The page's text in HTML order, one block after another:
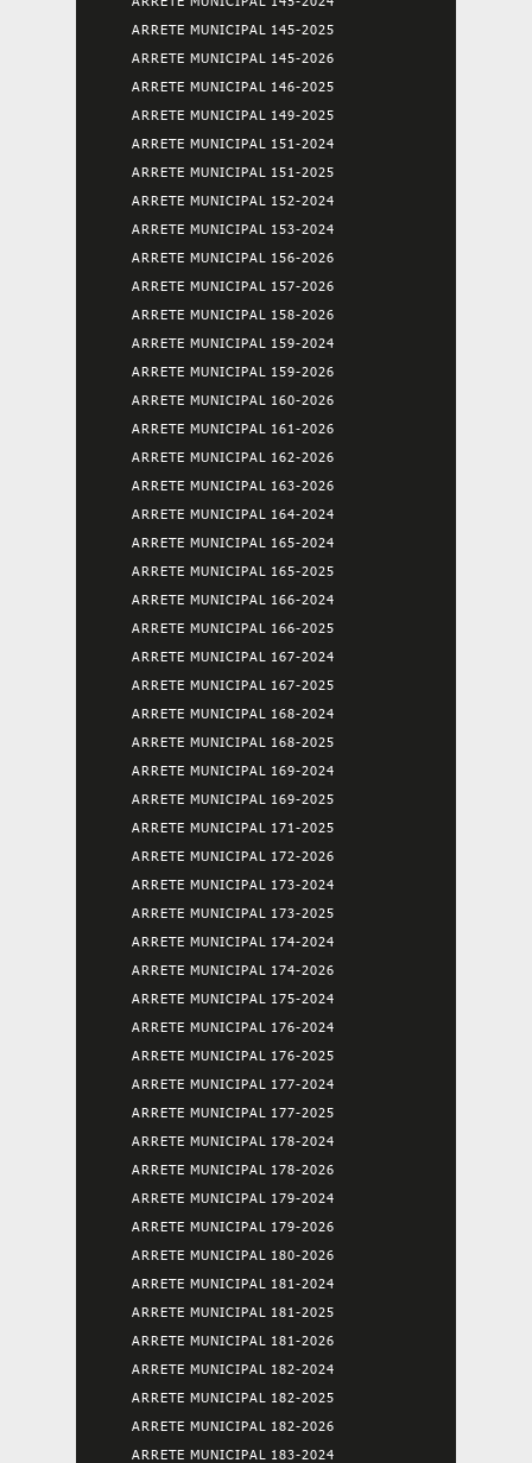
ARRETE MUNICIPAL 145-2025
ARRETE MUNICIPAL 145-2026
ARRETE MUNICIPAL 146-2025
ARRETE MUNICIPAL 149-2025
ARRETE MUNICIPAL 151-2024
ARRETE MUNICIPAL 151-2025
ARRETE MUNICIPAL 152-2024
ARRETE MUNICIPAL 153-2024
ARRETE MUNICIPAL 156-2026
ARRETE MUNICIPAL 157-2026
ARRETE MUNICIPAL 158-2026
ARRETE MUNICIPAL 159-2024
ARRETE MUNICIPAL 159-2026
ARRETE MUNICIPAL 160-2026
ARRETE MUNICIPAL 161-2026
ARRETE MUNICIPAL 162-2026
ARRETE MUNICIPAL 163-2026
ARRETE MUNICIPAL 164-2024
ARRETE MUNICIPAL 165-2024
ARRETE MUNICIPAL 165-2025
ARRETE MUNICIPAL 166-2024
ARRETE MUNICIPAL 166-2025
ARRETE MUNICIPAL 167-2024
ARRETE MUNICIPAL 167-2025
ARRETE MUNICIPAL 168-2024
ARRETE MUNICIPAL 168-2025
ARRETE MUNICIPAL 169-2024
ARRETE MUNICIPAL 169-2025
ARRETE MUNICIPAL 171-2025
ARRETE MUNICIPAL 172-2026
ARRETE MUNICIPAL 173-2024
ARRETE MUNICIPAL 173-2025
ARRETE MUNICIPAL 174-2024
ARRETE MUNICIPAL 174-2026
ARRETE MUNICIPAL 175-2024
ARRETE MUNICIPAL 176-2024
ARRETE MUNICIPAL 176-2025
ARRETE MUNICIPAL 177-2024
ARRETE MUNICIPAL 177-2025
ARRETE MUNICIPAL 178-2024
ARRETE MUNICIPAL 178-2026
ARRETE MUNICIPAL 179-2024
ARRETE MUNICIPAL 179-2026
ARRETE MUNICIPAL 180-2026
ARRETE MUNICIPAL 181-2024
ARRETE MUNICIPAL 181-2025
ARRETE MUNICIPAL 181-2026
ARRETE MUNICIPAL 182-2024
ARRETE MUNICIPAL 182-2025
ARRETE MUNICIPAL 182-2026
ARRETE MUNICIPAL 183-2024